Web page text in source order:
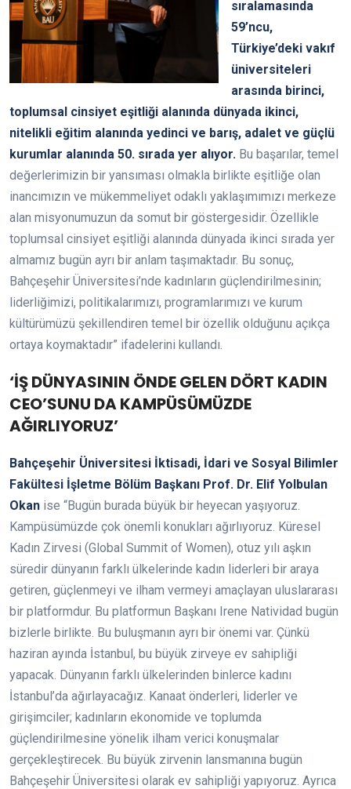
sıralamasında
59’ncu,
Türkiye’deki vakıf
üniversiteleri
arasında birinci,
toplumsal cinsiyet eşitliği alanında dünyada ikinci,
nitelikli eğitim alanında yedinci ve barış, adalet ve güçlü
kurumlar alanında 50. sırada yer alıyor. Bu başarılar, temel
değerlerimizin bir yansıması olmakla birlikte eşitliğe olan
inancımızın ve mükemmeliyet odaklı yaklaşımımızı merkeze
alan misyonumuzun da somut bir göstergesidir. Özellikle
toplumsal cinsiyet eşitliği alanında dünyada ikinci sırada yer
almamız bugün ayrı bir anlam taşımaktadır. Bu sonuç,
Bahçeşehir Üniversitesi’nde kadınların güçlendirilmesinin;
liderliğimizi, politikalarımızı, programlarımızı ve kurum
kültürümüzü şekillendiren temel bir özellik olduğunu açıkça
ortaya koymaktadır” ifadelerini kullandı.
‘İŞ DÜNYASININ ÖNDE GELEN DÖRT KADIN
CEO’SUNU DA KAMPÜSÜMÜZDE
AĞIRLIYORUZ’
Bahçeşehir Üniversitesi İktisadi, İdari ve Sosyal Bilimler
Fakültesi İşletme Bölüm Başkanı Prof. Dr. Elif Yolbulan
Okan ise “Bugün burada büyük bir heyecan yaşıyoruz.
Kampüsümüzde çok önemli konukları ağırlıyoruz. Küresel
Kadın Zirvesi (Global Summit of Women), otuz yılı aşkın
süredir dünyanın farklı ülkelerinde kadın liderleri bir araya
getiren, güçlenmeyi ve ilham vermeyi amaçlayan uluslararası
bir platformdur. Bu platformun Başkanı Irene Natividad bugün
bizlerle birlikte. Bu buluşmanın ayrı bir önemi var. Çünkü
haziran ayında İstanbul, bu büyük zirveye ev sahipliği
yapacak. Dünyanın farklı ülkelerinden binlerce kadını
İstanbul’da ağırlayacağız. Kanaat önderleri, liderler ve
girişimciler; kadınların ekonomide ve toplumda
güçlendirilmesine yönelik ilham verici konuşmalar
gerçekleştirecek. Bu büyük zirvenin lansmanına bugün
Bahçeşehir Üniversitesi olarak ev sahipliği yapıyoruz. Ayrıca